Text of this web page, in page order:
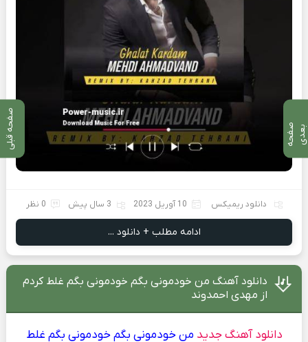
دانلود ریمیکس 10 آوریل 2023 3 سال پیش 0 نظر
ادامه مطلب + دانلود ...
دانلود آهنگ من خودمونی بگم خودمونی بگم غلط کردم
از مهدی احمدوند
دانلود آهنگ جدید من خودمونی بگم خودمونی بگم غلط
ص
ف
ح
ه ب ع
د ی صفحه قبلی